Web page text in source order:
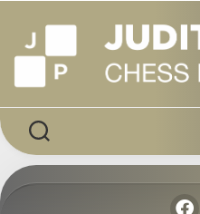
content